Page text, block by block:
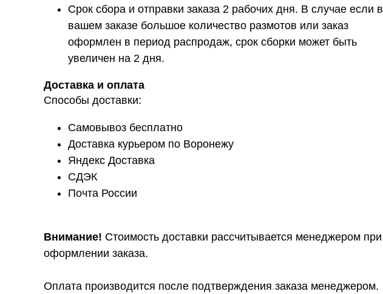
Срок сбора и отправки заказа 2 рабочих дня. В случае если в
вашем заказе большое количество размотов или заказ
оформлен в период распродаж, срок сборки может быть
увеличен на 2 дня.
Доставка и оплата
Способы доставки:
Самовывоз бесплатно
Доставка курьером по Воронежу
Яндекс Доставка
СДЭК
Почта России
Внимание! Стоимость доставки рассчитывается менеджером при
оформлении заказа.
Оплата производится после подтверждения заказа менеджером.